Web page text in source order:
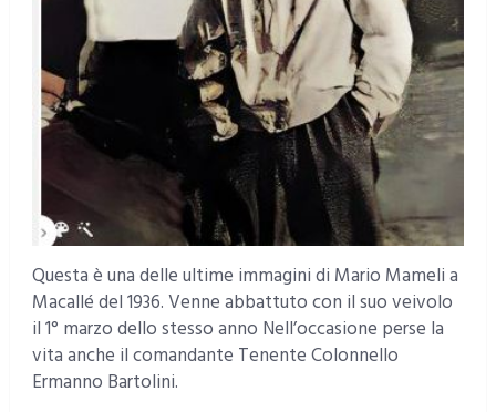
Questa è una delle ultime immagini di Mario Mameli a
Macallé del 1936. Venne abbattuto con il suo veivolo
il 1° marzo dello stesso anno Nell’occasione perse la
vita anche il comandante Tenente Colonnello
Ermanno Bartolini.